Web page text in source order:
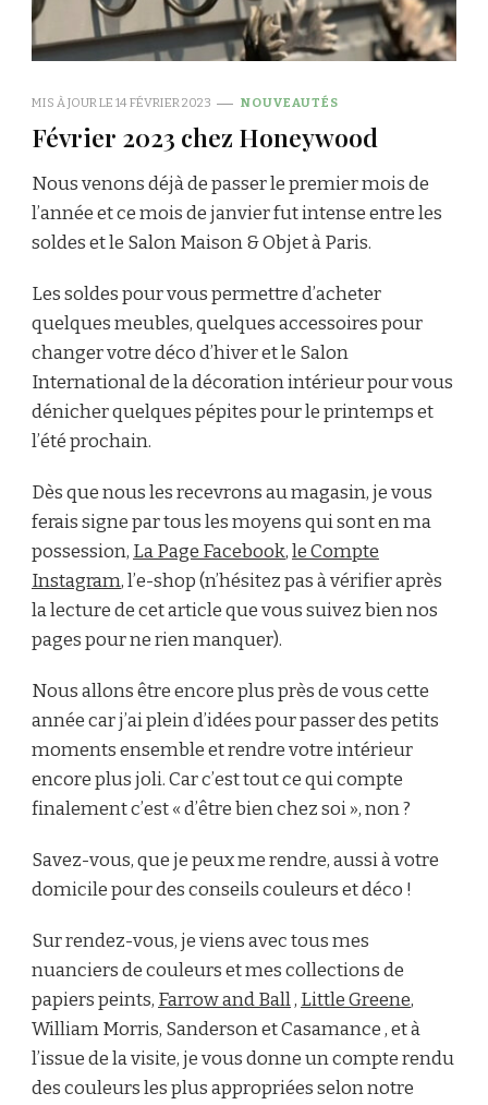
MIS À JOUR LE 14 FÉVRIER 2023 NOUVEAUTÉS
Février 2023 chez Honeywood
Nous venons déjà de passer le premier mois de
l’année et ce mois de janvier fut intense entre les
soldes et le Salon Maison & Objet à Paris.
Les soldes pour vous permettre d’acheter
quelques meubles, quelques accessoires pour
changer votre déco d’hiver et le Salon
International de la décoration intérieur pour vous
dénicher quelques pépites pour le printemps et
l’été prochain.
Dès que nous les recevrons au magasin, je vous
ferais signe par tous les moyens qui sont en ma
possession, La Page Facebook,le Compte
Instagram, l’e-shop (n’hésitez pas à vérifier après
la lecture de cet article que vous suivez bien nos
pages pour ne rien manquer).
Nous allons être encore plus près de vous cette
année car j’ai plein d’idées pour passer des petits
moments ensemble et rendre votre intérieur
encore plus joli. Car c’est tout ce qui compte
finalement c’est « d’être bien chez soi », non ?
Savez-vous, que je peux me rendre, aussi à votre
domicile pour des conseils couleurs et déco !
Sur rendez-vous, je viens avec tous mes
nuanciers de couleurs et mes collections de
papiers peints, Farrow and Ball, Little Greene,
William Morris, Sanderson et Casamance , et à
l’issue de la visite, je vous donne un compte rendu
des couleurs les plus appropriées selon notre